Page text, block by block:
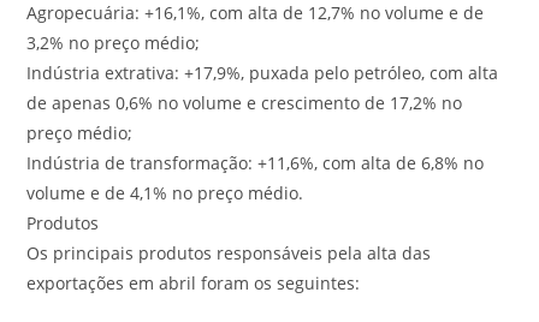
Agropecuária: +16,1%, com alta de 12,7% no volume e de
3,2% no preço médio;
Indústria extrativa: +17,9%, puxada pelo petróleo, com alta
de apenas 0,6% no volume e crescimento de 17,2% no
preço médio;
Indústria de transformação: +11,6%, com alta de 6,8% no
volume e de 4,1% no preço médio.
Produtos
Os principais produtos responsáveis pela alta das
exportações em abril foram os seguintes: